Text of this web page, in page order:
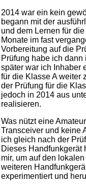
2014 war ein kein
begann mit der
und dem Lernen für
Monate im fast
Vorbereitung auf die
Prüfung habe ich
später war ich Inhaber
für die Klasse A weiter
der Prüfung für die
jedoch in 2014 aus
realisieren.
Was nützt eine
Transceiver und keine
ich gleich nach der
Dieses Handfunkgerät
mir, um auf den
weiteren
experimentiert und